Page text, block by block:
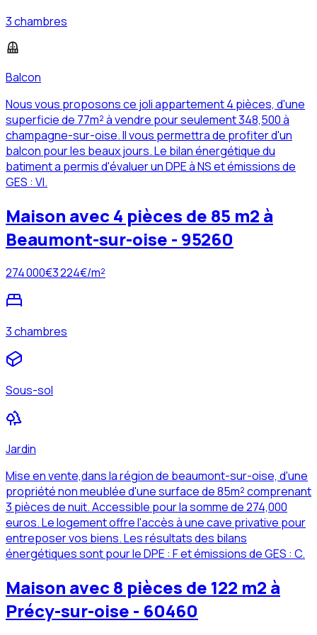
3 chambres
Balcon
Nous vous proposons ce joli appartement 4 pièces, d'une
superficie de 77m² à vendre pour seulement 348,500 à
champagne-sur-oise. Il vous permettra de profiter d'un
balcon pour les beaux jours. Le bilan énergétique du
batiment a permis d'évaluer un DPE à NS et émissions de
GES : VI.
Maison avec 4 pièces de 85 m2 à
Beaumont-sur-oise - 95260
274 000€3 224€/m²
3 chambres
Sous-sol
Jardin
Mise en vente,dans la région de beaumont-sur-oise, d'une
propriété non meublée d'une surface de 85m² comprenant
3 pièces de nuit. Accessible pour la somme de 274,000
euros. Le logement offre l'accès à une cave privative pour
entreposer vos biens. Les résultats des bilans
énergétiques sont pour le DPE : F et émissions de GES : C.
Maison avec 8 pièces de 122 m2 à
Précy-sur-oise - 60460